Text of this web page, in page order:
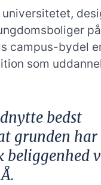
campus-bydel
som
bedst
grunden har
beliggenhed